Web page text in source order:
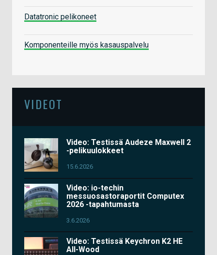
Datatronic pelikoneet
Komponenteille myös kasauspalvelu
VIDEOT
Video: Testissä Audeze Maxwell 2
-pelikuulokkeet
15.6.2026
Video: io-techin
messuosastoraportit Computex
2026 -tapahtumasta
3.6.2026
Video: Testissä Keychron K2 HE
All-Wood